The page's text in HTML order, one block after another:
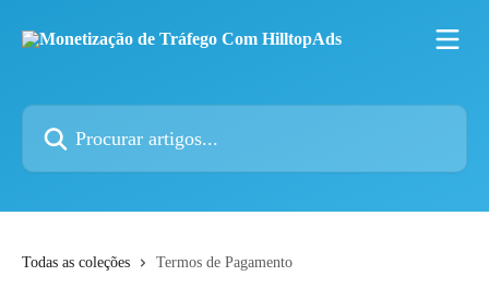
Procurar artigos...
Todas as coleções Termos de Pagamento